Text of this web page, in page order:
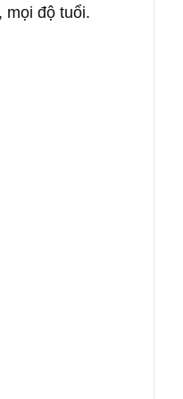
mọi độ tuổi.